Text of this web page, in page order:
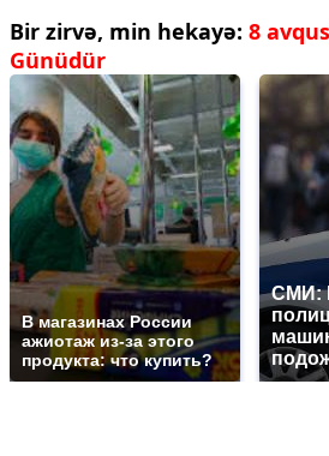
Bir zirvə, min hekayə: 8
Günüdür
В магазинах России
ажиотаж из-за этого
продукта: что купить?
СМИ: